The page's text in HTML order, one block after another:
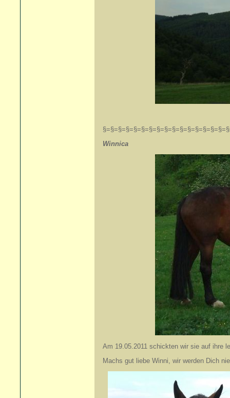
Winnica
Am 19.05.2011 schickten wir sie auf ihre
Machs gut liebe Winni, wir werden Dich